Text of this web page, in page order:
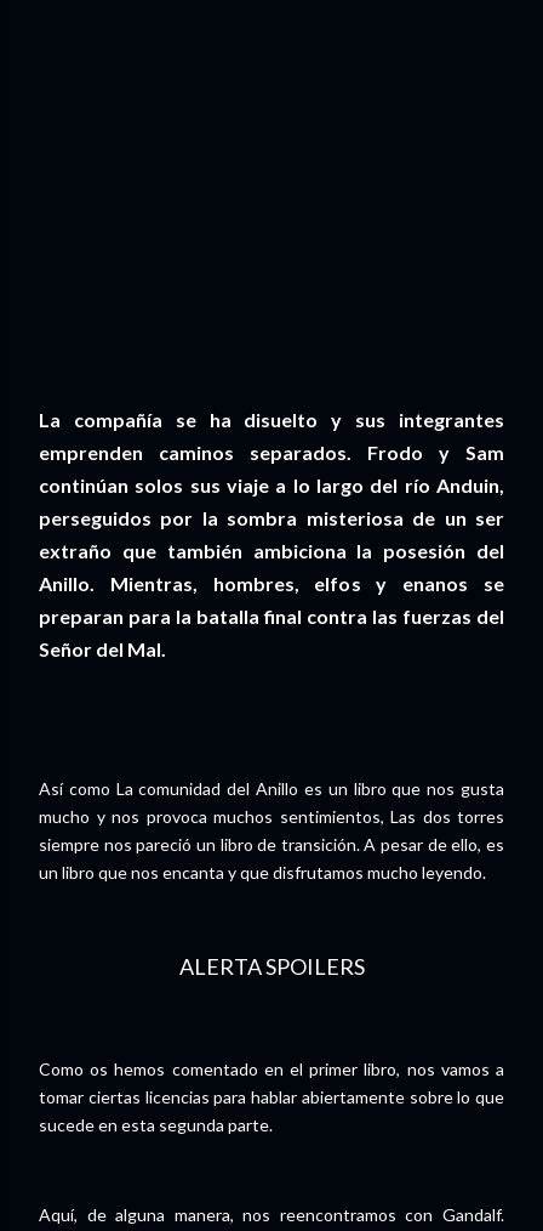
La compañía se ha disuelto y sus integrantes
emprenden caminos separados. Frodo y Sam
continúan solos sus viaje a lo largo del río Anduin,
perseguidos por la sombra misteriosa de un ser
extraño que también ambiciona la posesión del
Anillo. Mientras, hombres, elfos y enanos se
preparan para la batalla final contra las fuerzas del
Señor del Mal.
Así como La comunidad del Anillo es un libro que nos gusta
mucho y nos provoca muchos sentimientos, Las dos torres
siempre nos pareció un libro de transición. A pesar de ello, es
un libro que nos encanta y que disfrutamos mucho leyendo.
ALERTA SPOILERS
Como os hemos comentado en el primer libro, nos vamos a
tomar ciertas licencias para hablar abiertamente sobre lo que
sucede en esta segunda parte.
Aquí, de alguna manera, nos reencontramos con Gandalf.